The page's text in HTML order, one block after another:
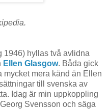
1946) hyllas två avlidna
Ellen Glasgow. Båda gick
mycket mera känd än Ellen
till svenska av
Idag är min uppkoppling
Svensson och säga